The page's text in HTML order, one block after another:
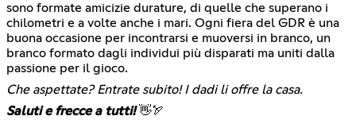
sono formate amicizie durature, di quelle che superano i
chilometri e a volte anche i mari. Ogni fiera del GDR è una
buona occasione per incontrarsi e muoversi in branco, un
branco formato dagli individui più disparati ma uniti dalla
passione per il gioco.
Che aspettate? Entrate subito! I dadi li offre la casa.
Saluti e frecce a tutti!👋🏹